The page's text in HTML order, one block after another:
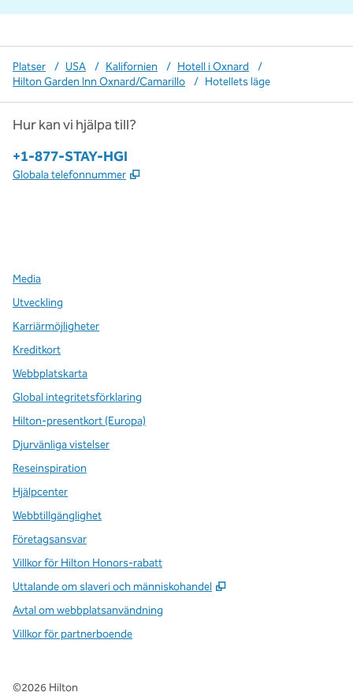
Platser / USA / Kalifornien / Hotell i Oxnard
/
Hilton Garden Inn Oxnard/Camarillo
/ Hotellets läge
Hur kan vi hjälpa till?
Telefon:
+1-877-STAY-HGI
Globala telefonnummer ,
Media
Utveckling
Karriärmöjligheter
Kreditkort
Webbplatskarta
Global integritetsförklaring
Hilton-presentkort (Europa)
Djurvänliga vistelser
Reseinspiration
Hjälpcenter
Webbtillgänglighet
Företagsansvar
Villkor för Hilton Honors-rabatt
Uttalande om slaveri och människohandel
,
Avtal om webbplatsanvändning
Villkor för partnerboende
©2026 Hilton